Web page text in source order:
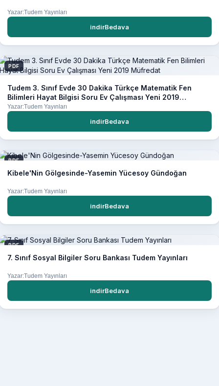
Yazar:Tudem Yayınları
indirBedava
PDF
Tudem 3. Sınıf Evde 30 Dakika Türkçe Matematik Fen
Bilimleri Hayat Bilgisi Soru Ev Çalışması Yeni 2019
Müfredat
Yazar:Tudem Yayınları
indirBedava
PDF
Kibele'Nin Gölgesinde-Yasemin Yücesoy Gündoğan
Yazar:Tudem Yayınları
indirBedava
PDF
7. Sınıf Sosyal Bilgiler Soru Bankası Tudem Yayınları
Yazar:Tudem Yayınları
indirBedava